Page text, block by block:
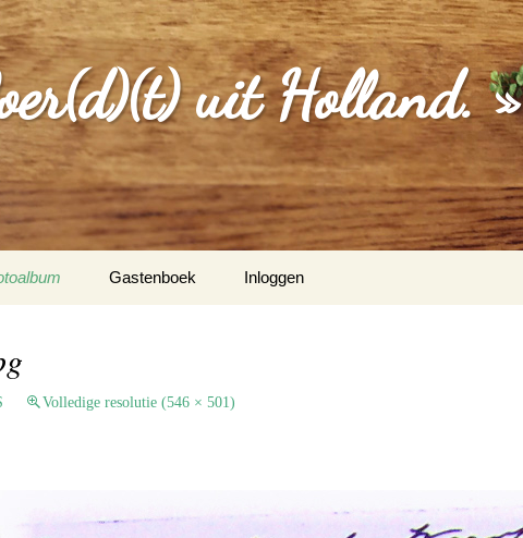
uit Holland. »
Gastenboek
Inloggen
Volledige resolutie (546 × 501)